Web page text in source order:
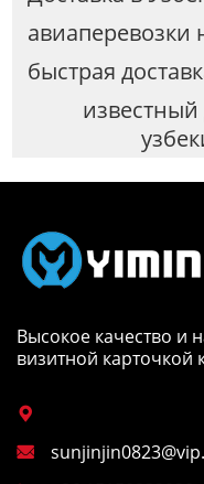
авиаперевозки
быстрая
известный
Высокое качество и
визитной карточкой

